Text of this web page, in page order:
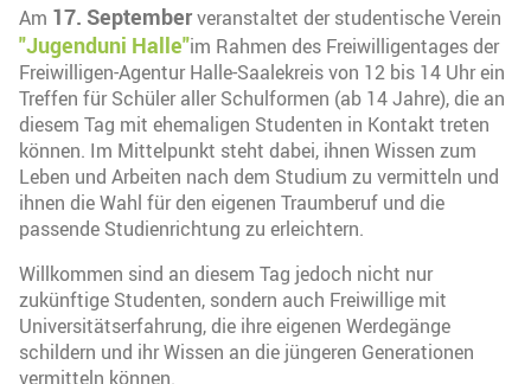
Am 17. Septemberveranstaltet der studentische Verein
"Jugenduni Halle"im Rahmen des Freiwilligentages der
Freiwilligen-Agentur Halle-Saalekreis von 12 bis 14 Uhr ein
Treffen für Schüler aller Schulformen (ab 14 Jahre), die an
diesem Tag mit ehemaligen Studenten in Kontakt treten
können. Im Mittelpunkt steht dabei, ihnen Wissen zum
Leben und Arbeiten nach dem Studium zu vermitteln und
ihnen die Wahl für den eigenen Traumberuf und die
passende Studienrichtung zu erleichtern.
Willkommen sind an diesem Tag jedoch nicht nur
zukünftige Studenten, sondern auch Freiwillige mit
Universitätserfahrung, die ihre eigenen Werdegänge
schildern und ihr Wissen an die jüngeren Generationen
vermitteln können.